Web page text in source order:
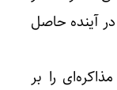
آینده حاصل
را بر